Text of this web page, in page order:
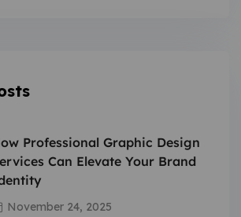
Professional Graphic Design
Can Elevate Your Brand
November 24, 2025